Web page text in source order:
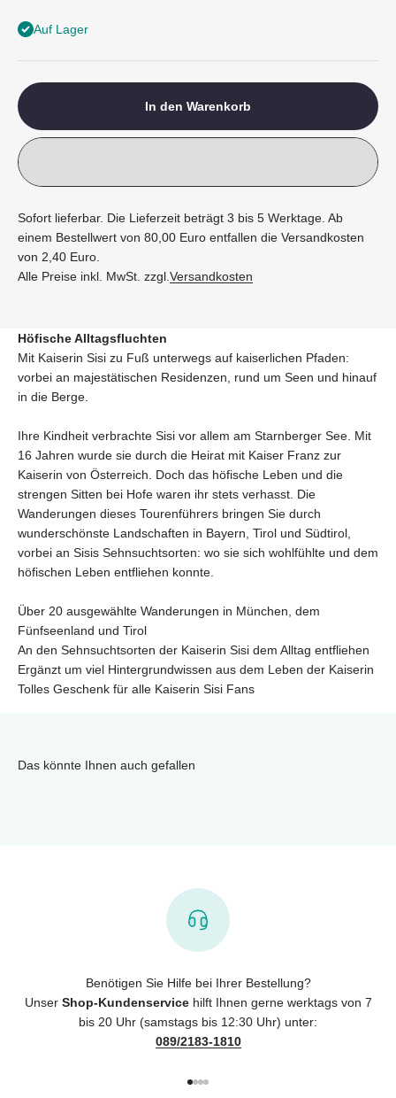
Auf Lager
In den Warenkorb
Sofort lieferbar. Die Lieferzeit beträgt 3 bis 5 Werktage. Ab
einem Bestellwert von 80,00 Euro entfallen die Versandkosten
von 2,40 Euro.
Alle Preise inkl. MwSt. zzgl.Versandkosten
Höfische Alltagsfluchten
Mit Kaiserin Sisi zu Fuß unterwegs auf kaiserlichen Pfaden:
vorbei an majestätischen Residenzen, rund um Seen und hinauf
in die Berge.
Ihre Kindheit verbrachte Sisi vor allem am Starnberger See. Mit
16 Jahren wurde sie durch die Heirat mit Kaiser Franz zur
Kaiserin von Österreich. Doch das höfische Leben und die
strengen Sitten bei Hofe waren ihr stets verhasst. Die
Wanderungen dieses Tourenführers bringen Sie durch
wunderschönste Landschaften in Bayern, Tirol und Südtirol,
vorbei an Sisis Sehnsuchtsorten: wo sie sich wohlfühlte und dem
höfischen Leben entfliehen konnte.
Über 20 ausgewählte Wanderungen in München, dem
Fünfseenland und Tirol
An den Sehnsuchtsorten der Kaiserin Sisi dem Alltag entfliehen
Ergänzt um viel Hintergrundwissen aus dem Leben der Kaiserin
Tolles Geschenk für alle Kaiserin Sisi Fans
Das könnte Ihnen auch gefallen
Benötigen Sie Hilfe bei Ihrer Bestellung?
Unser Shop-Kundenservicehilft Ihnen gerne werktags von 7
bis 20 Uhr (samstags bis 12:30 Uhr) unter:
089/2183-1810